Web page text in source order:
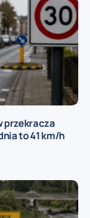
przekracza
to 41 km/h